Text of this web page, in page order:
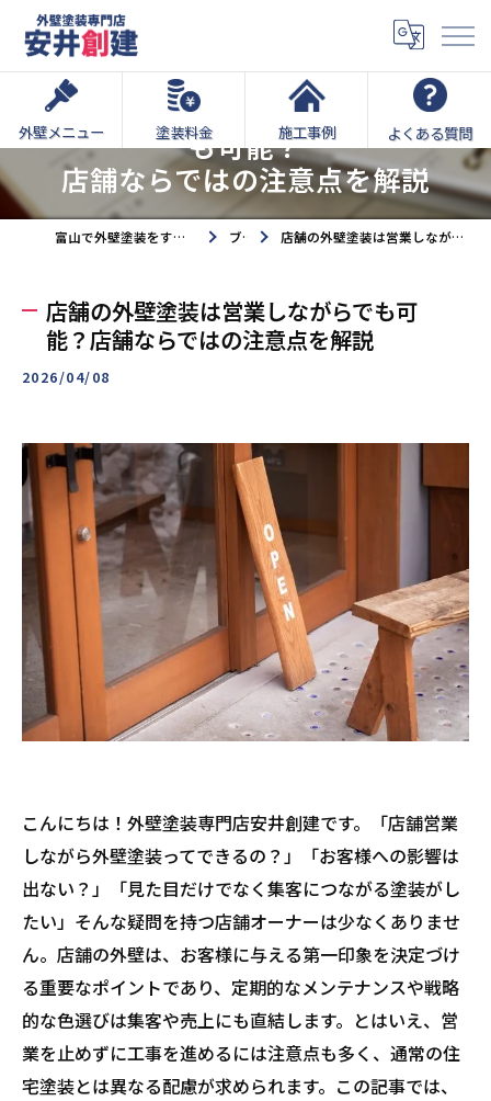
外壁メニュー 塗装料金 施工事例 よくある質問
店舗の外壁塗装は営業しながらで
も可能？
店舗ならではの注意点を解説
富山で外壁塗装をするなら外壁塗装専門店安井創建へ ブログ 店舗の外壁塗装は営業しながらでも可能？店舗ならではの注意点を解説
店舗の外壁塗装は営業しながらでも可
能？店舗ならではの注意点を解説
2026/04/08
こんにちは！外壁塗装専門店安井創建です。「店舗営業
しながら外壁塗装ってできるの？」「お客様への影響は
出ない？」「見た目だけでなく集客につながる塗装がし
たい」――そんな疑問を持つ店舗オーナーは少なくありませ
ん。店舗の外壁は、お客様に与える第一印象を決定づけ
る重要なポイントであり、定期的なメンテナンスや戦略
的な色選びは集客や売上にも直結します。とはいえ、営
業を止めずに工事を進めるには注意点も多く、通常の住
宅塗装とは異なる配慮が求められます。この記事では、